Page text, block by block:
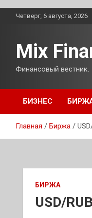
ПерейтиЧетверг, 6 августа, 2026
Mix
Финансовый вестник.
БИЗНЕС
Главная Биржа
БИРЖА
USD/